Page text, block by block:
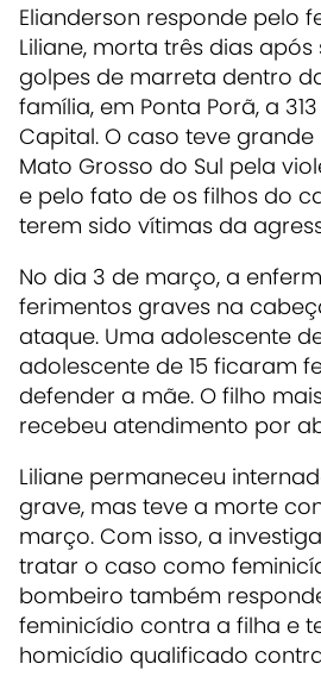
Elianderson responde pelo
Liliane, morta três dias
golpes de marreta dentro
família, em Ponta Porã, a
Capital. O caso teve
Mato Grosso do Sul pela
e pelo fato de os filhos do
terem sido vítimas da
No dia 3 de março, a
ferimentos graves na
ataque. Uma adolescente
adolescente de 15 ficaram
defender a mãe. O filho
recebeu atendimento por
Liliane permaneceu
grave, mas teve a morte
março. Com isso, a
tratar o caso como
bombeiro também
feminicídio contra a filha e
homicídio qualificado